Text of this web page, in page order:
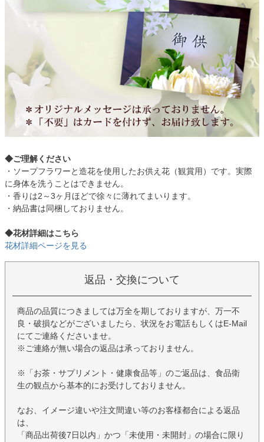
◆ご理解ください
・ソープフラワーと造花を使用したお供え花（観賞用）です。実際
に身体を洗うことはできません。
・香りは2～3ヶ月ほどで徐々に薄れてまいります。
・納品書は同梱しておりません。
◆花材詳細はこちら
花材詳細ページを見る
返品・交換について
商品の品質につきましては万全を期しておりますが、万一不
良・破損などがございましたら、状況をお電話もしくはE-Mail
にてご連絡くださいませ。
※ご連絡が無い場合の返品は承っておりません。
※「お茶・サプリメント・健康食品等」のご返品は、食品衛
生の観点から基本的にお受けしておりません。
なお、イメージ違いや注文間違い等のお客様都合による返品
は、
「商品出荷後7日以内」かつ「未使用・未開封」の場合に限り